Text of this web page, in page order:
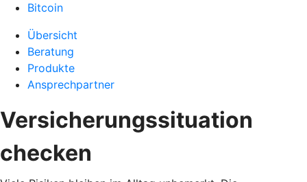
Bitcoin
Übersicht
Beratung
Produkte
Ansprechpartner
Versicherungssituation
checken